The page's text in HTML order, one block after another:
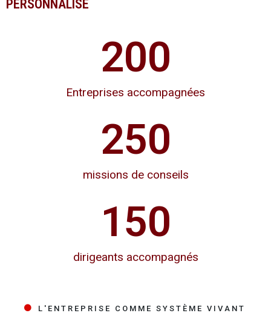
PERSONNALISÉ
200
Entreprises accompagnées
250
missions de conseils
150
dirigeants accompagnés
L'ENTREPRISE COMME SYSTÈME VIVANT